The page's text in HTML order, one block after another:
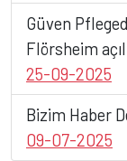
Güven
Flörsheim
25-09-2025
Bizim Haber
09-07-2025